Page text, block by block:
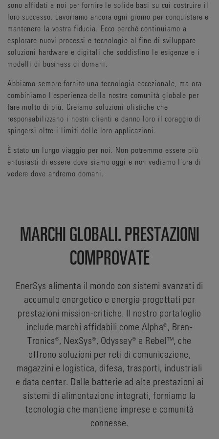
sono affidati a noi per fornire le solide basi su cui costruire il
loro successo. Lavoriamo ancora ogni giorno per conquistare e
mantenere la vostra fiducia. Ecco perché continuiamo a
esplorare nuovi processi e tecnologie al fine di sviluppare
soluzioni hardware e digitali che soddisfino le esigenze e i
modelli di business di domani.
Abbiamo sempre fornito una tecnologia eccezionale, ma ora
combiniamo l'esperienza della nostra comunità globale per
fare molto di più. Creiamo soluzioni olistiche che
responsabilizzano i nostri clienti e danno loro il coraggio di
spingersi oltre i limiti delle loro applicazioni.
È stato un lungo viaggio per noi. Non potremmo essere più
entusiasti di essere dove siamo oggi e non vediamo l'ora di
vedere dove andremo domani.
MARCHI GLOBALI. PRESTAZIONI
COMPROVATE
EnerSys alimenta il mondo con sistemi avanzati di
accumulo energetico e energia progettati per
prestazioni mission-critiche. Il nostro portafoglio
include marchi affidabili come Alpha®, Bren-
Tronics®, NexSys®, Odyssey® e Rebel™, che
offrono soluzioni per reti di comunicazione,
magazzini e logistica, difesa, trasporti, industriali
e data center. Dalle batterie ad alte prestazioni ai
sistemi di alimentazione integrati, forniamo la
tecnologia che mantiene imprese e comunità
connesse.